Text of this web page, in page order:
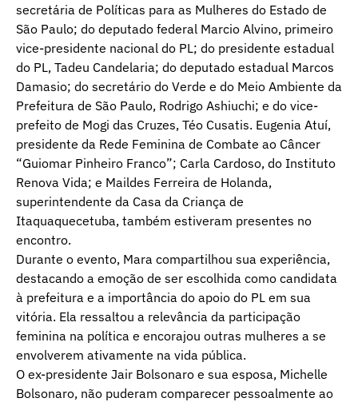
secretária de Políticas para as Mulheres do Estado de
São Paulo; do deputado federal Marcio Alvino, primeiro
vice-presidente nacional do PL; do presidente estadual
do PL, Tadeu Candelaria; do deputado estadual Marcos
Damasio; do secretário do Verde e do Meio Ambiente da
Prefeitura de São Paulo, Rodrigo Ashiuchi; e do vice-
prefeito de Mogi das Cruzes, Téo Cusatis. Eugenia Atuí,
presidente da Rede Feminina de Combate ao Câncer
“Guiomar Pinheiro Franco”; Carla Cardoso, do Instituto
Renova Vida; e Maildes Ferreira de Holanda,
superintendente da Casa da Criança de
Itaquaquecetuba, também estiveram presentes no
encontro.
Durante o evento, Mara compartilhou sua experiência,
destacando a emoção de ser escolhida como candidata
à prefeitura e a importância do apoio do PL em sua
vitória. Ela ressaltou a relevância da participação
feminina na política e encorajou outras mulheres a se
envolverem ativamente na vida pública.
O ex-presidente Jair Bolsonaro e sua esposa, Michelle
Bolsonaro, não puderam comparecer pessoalmente ao